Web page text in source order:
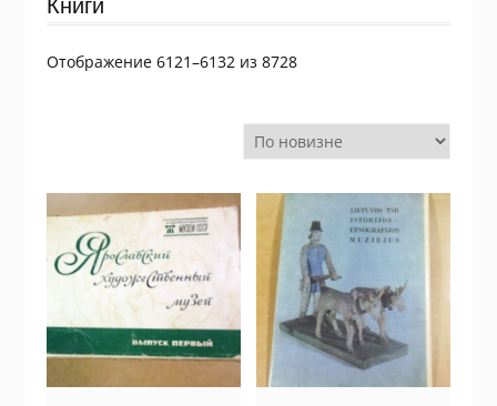
Книги
Отображение 6121–6132 из 8728Сортировка: